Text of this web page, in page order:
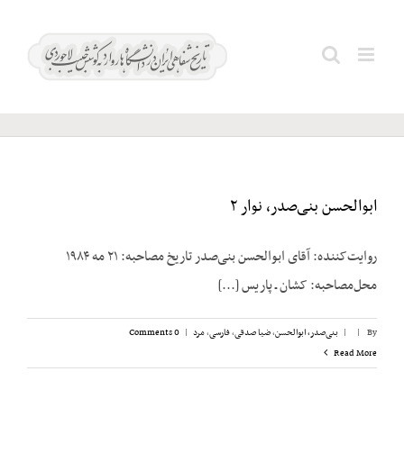
پارسا؛
ابوالحسن بنی‌صدر، نوار ۲
روایت‌کننده: آقای ابوالحسن بنی‌صدر تاریخ مصاحبه: ۲۱ مه ۱۹۸۴
محل‌مصاحبه: کشان ـ پاریس [...]
By
|
| بنی‌صدر، ابوالحسن,ضیا صدقی,فارسی,مرد |
0 Comments
Read More